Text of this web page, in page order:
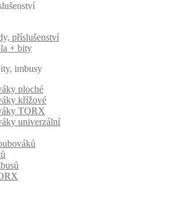
příslušenství
+ bity
imbusy
ploché
křížové
TORX
univerzální